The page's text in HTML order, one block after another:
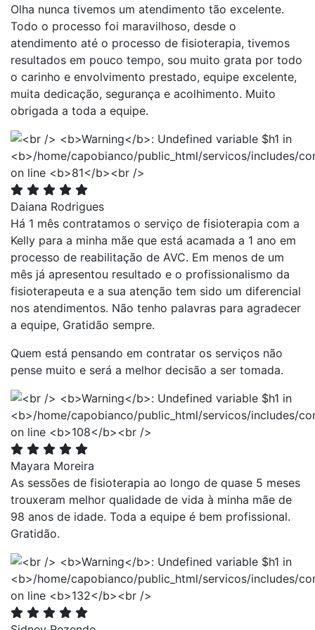
Olha nunca tivemos um atendimento tão excelente.
Todo o processo foi maravilhoso, desde o
atendimento até o processo de fisioterapia, tivemos
resultados em pouco tempo, sou muito grata por todo
o carinho e envolvimento prestado, equipe excelente,
muita dedicação, segurança e acolhimento. Muito
obrigada a toda a equipe.
Daiana Rodrigues
Há 1 mês contratamos o serviço de fisioterapia com a
Kelly para a minha mãe que está acamada a 1 ano em
processo de reabilitação de AVC. Em menos de um
mês já apresentou resultado e o profissionalismo da
fisioterapeuta e a sua atenção tem sido um diferencial
nos atendimentos. Não tenho palavras para agradecer
a equipe, Gratidão sempre.
Quem está pensando em contratar os serviços não
pense muito e será a melhor decisão a ser tomada.
Mayara Moreira
As sessões de fisioterapia ao longo de quase 5 meses
trouxeram melhor qualidade de vida à minha mãe de
98 anos de idade. Toda a equipe é bem profissional.
Gratidão.